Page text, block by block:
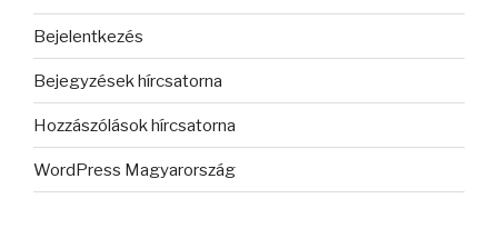
Bejelentkezés
Bejegyzések hírcsatorna
Hozzászólások hírcsatorna
WordPress Magyarország